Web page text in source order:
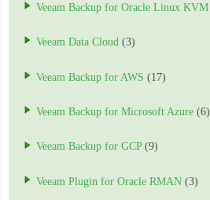
Veeam Backup for Oracle Linux KVM
Veeam Data Cloud (3)
Veeam Backup for AWS (17)
Veeam Backup for Microsoft Azure (6)
Veeam Backup for GCP(9)
Veeam Plugin for Oracle RMAN (3)